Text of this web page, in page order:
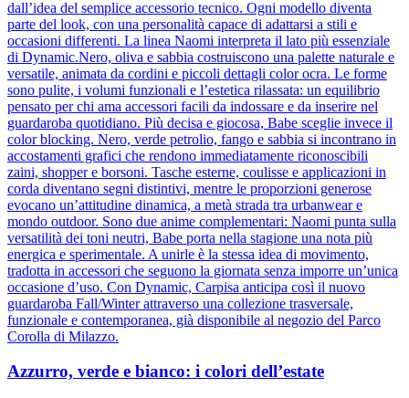
dall’idea del semplice accessorio tecnico. Ogni modello diventa
parte del look, con una personalità capace di adattarsi a stili e
occasioni differenti. La linea Naomi interpreta il lato più essenziale
di Dynamic.Nero, oliva e sabbia costruiscono una palette naturale e
versatile, animata da cordini e piccoli dettagli color ocra. Le forme
sono pulite, i volumi funzionali e l’estetica rilassata: un equilibrio
pensato per chi ama accessori facili da indossare e da inserire nel
guardaroba quotidiano. Più decisa e giocosa, Babe sceglie invece il
color blocking. Nero, verde petrolio, fango e sabbia si incontrano in
accostamenti grafici che rendono immediatamente riconoscibili
zaini, shopper e borsoni. Tasche esterne, coulisse e applicazioni in
corda diventano segni distintivi, mentre le proporzioni generose
evocano un’attitudine dinamica, a metà strada tra urbanwear e
mondo outdoor. Sono due anime complementari: Naomi punta sulla
versatilità dei toni neutri, Babe porta nella stagione una nota più
energica e sperimentale. A unirle è la stessa idea di movimento,
tradotta in accessori che seguono la giornata senza imporre un’unica
occasione d’uso. Con Dynamic, Carpisa anticipa così il nuovo
guardaroba Fall/Winter attraverso una collezione trasversale,
funzionale e contemporanea, già disponibile al negozio del Parco
Corolla di Milazzo.
Azzurro, verde e bianco: i colori dell’estate